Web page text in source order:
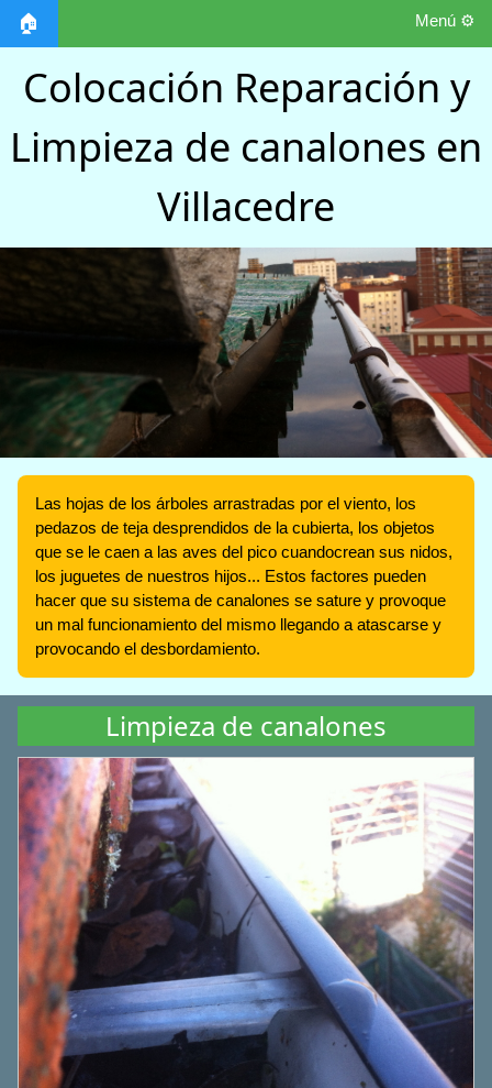
🏠 Menú ⚙️
Colocación Reparación y
Limpieza de canalones en
Villacedre
Las hojas de los árboles arrastradas por el viento, los
pedazos de teja desprendidos de la cubierta, los objetos
que se le caen a las aves del pico cuandocrean sus nidos,
los juguetes de nuestros hijos... Estos factores pueden
hacer que su sistema de canalones se sature y provoque
un mal funcionamiento del mismo llegando a atascarse y
provocando el desbordamiento.
Limpieza de canalones